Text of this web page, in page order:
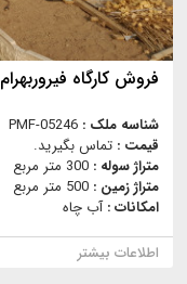
فروش کارگاه فیروربهرام
شناسه ملک : PMF-05246
قیمت : تماس بگیرید.
متراژ سوله : 300 متر مربع
متراژ زمین : 500 متر مربع
امکانات :آب چاه
اطلاعات بیشتر